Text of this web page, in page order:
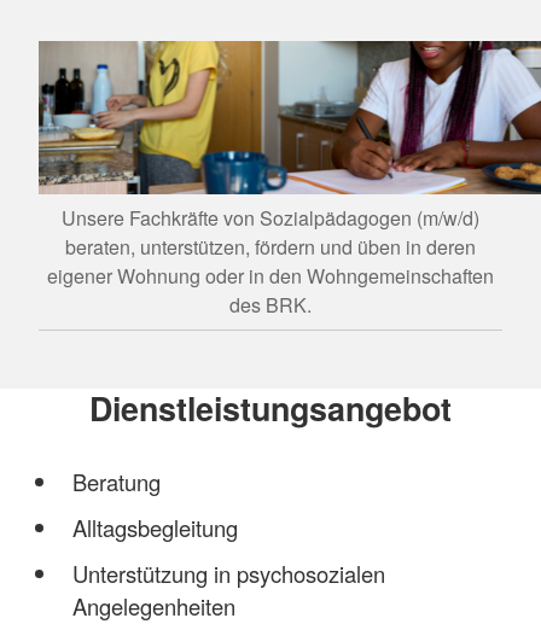
Unsere Fachkräfte von Sozialpädagogen (m/w/d)
beraten, unterstützen, fördern und üben in deren
eigener Wohnung oder in den Wohngemeinschaften
des BRK.
Dienstleistungsangebot
Beratung
Alltagsbegleitung
Unterstützung in psychosozialen
Angelegenheiten